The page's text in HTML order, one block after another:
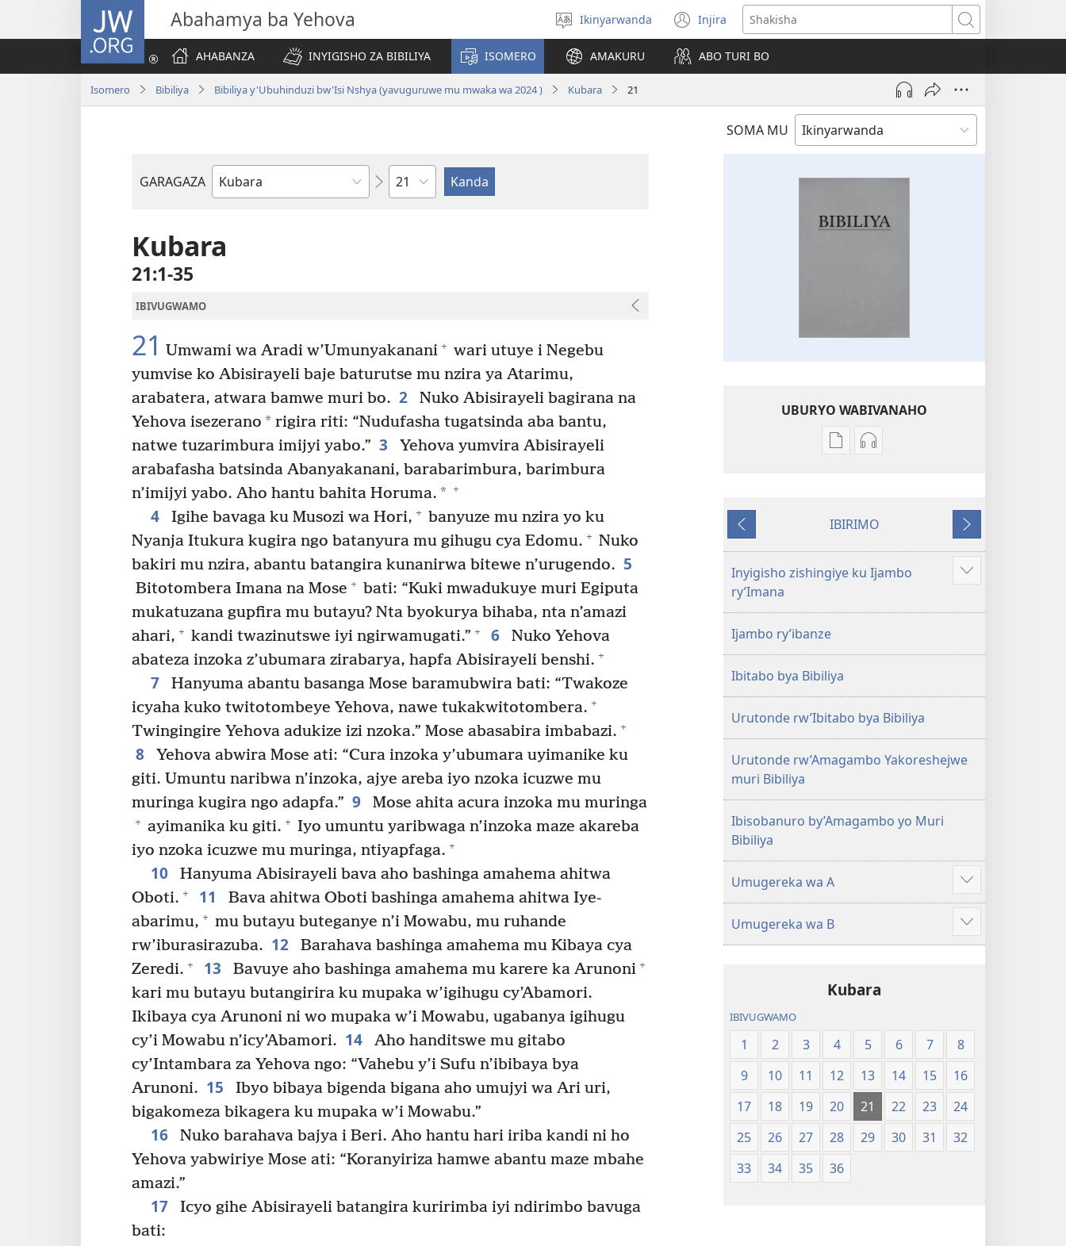
JW.ORG Abahamya ba Yehova
Hitamo
ururimi
Ikinyarwanda Injira
(ifungukire
ahandi)
Shakisha
AHABANZA
INYIGISHO ZA BIBILIYA ISOMERO AMAKURU ABO TURI BO
Isomero Bibiliya Bibiliya y'Ubuhinduzi bw'Isi Nshya (yavuguruwe mu mwaka wa 2024 ) Kubara 21
SOMA MU
GARAGAZA
Igitabo
Igice
Kubara
21:1-35
IBIVUGWAMO
21 Umwami wa Aradi w’Umunyakanani + wari utuye i Negebu
yumvise ko Abisirayeli baje baturutse mu nzira ya Atarimu,
arabatera, atwara bamwe muri bo. 2
Nuko Abisirayeli bagirana na
Yehova isezerano * rigira riti: “Nudufasha tugatsinda aba bantu,
natwe tuzarimbura imijyi yabo.” 3
Yehova yumvira Abisirayeli
arabafasha batsinda Abanyakanani, barabarimbura, barimbura
n’imijyi yabo. Aho hantu bahita Horuma. * +
4 Igihe bavaga ku Musozi wa Hori, + banyuze mu nzira yo ku
Nyanja Itukura kugira ngo batanyura mu gihugu cya Edomu. + Nuko
bakiri mu nzira, abantu batangira kunanirwa bitewe n’urugendo. 5
Bitotombera Imana na Mose + bati: “Kuki mwadukuye muri Egiputa
mukatuzana gupfira mu butayu? Nta byokurya bihaba, nta n’amazi
ahari, + kandi twazinutswe iyi ngirwamugati.” + 6
Nuko Yehova
abateza inzoka z’ubumara zirabarya, hapfa Abisirayeli benshi. +
7
Hanyuma abantu basanga Mose baramubwira bati: “Twakoze
icyaha kuko twitotombeye Yehova, nawe tukakwitotombera. +
Twingingire Yehova adukize izi nzoka.” Mose abasabira imbabazi. +
8
Yehova abwira Mose ati: “Cura inzoka y’ubumara uyimanike ku
giti. Umuntu naribwa n’inzoka, ajye areba iyo nzoka icuzwe mu
muringa kugira ngo adapfa.” 9 Mose ahita acura inzoka mu muringa
+ ayimanika ku giti. + Iyo umuntu yaribwaga n’inzoka maze akareba
iyo nzoka icuzwe mu muringa, ntiyapfaga. +
10
Hanyuma Abisirayeli bava aho bashinga amahema ahitwa
Oboti. + 11
Bava ahitwa Oboti bashinga amahema ahitwa Iye-
abarimu, + mu butayu buteganye n’i Mowabu, mu ruhande
rw’iburasirazuba. 12
Barahava bashinga amahema mu Kibaya cya
Zeredi. + 13 Bavuye aho bashinga amahema mu karere ka Arunoni +
kari mu butayu butangirira ku mupaka w’igihugu cy’Abamori.
Ikibaya cya Arunoni ni wo mupaka w’i Mowabu, ugabanya igihugu
cy’i Mowabu n’icy’Abamori. 14
Aho handitswe mu gitabo
cy’Intambara za Yehova ngo: “Vahebu y’i Sufu n’ibibaya bya
Arunoni. 15
Ibyo bibaya bigenda bigana aho umujyi wa Ari uri,
bigakomeza bikagera ku mupaka w’i Mowabu.”
16
Nuko barahava bajya i Beri. Aho hantu hari iriba kandi ni ho
Yehova yabwiriye Mose ati: “Koranyiriza hamwe abantu maze mbahe
amazi.”
17
Icyo gihe Abisirayeli batangira kuririmba iyi ndirimbo bavuga
bati:
UBURYO WABIVANAHO
Uko Uko
Bibiliya
Ibibanza
IBIRIMO
Ibikurikira
Inyigisho zishingiye ku Ijambo
ry’Imana
Reba
Ijambo ry’ibanze
Ibitabo bya Bibiliya
Urutonde rw’Ibitabo bya Bibiliya
Urutonde rw’Amagambo Yakoreshejwe
muri Bibiliya
Ibisobanuro by’Amagambo yo Muri
Bibiliya
Umugereka wa A
Reba
ibindi
Umugereka wa B
Reba
ibindi
Kubara
IBIVUGWAMO
1 2 3 4 5 6 7
8
9
10 11 12 13 14 15
16
17
18 19 20 21 22 23
24
25
26 27 28 29 30 31
32
33
34 35 36